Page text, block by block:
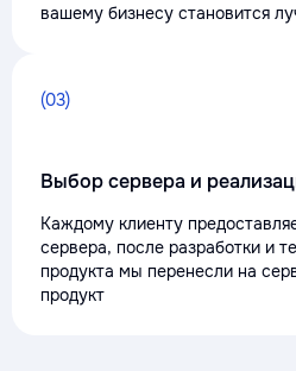
вашему бизнесу становится
(03)
Выбор сервера и
Каждому клиенту
сервера, после разработки и
продукта мы перенесли на
продукт